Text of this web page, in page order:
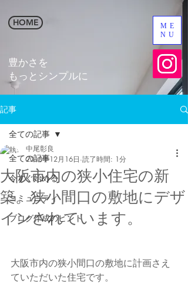
HOME
​豊かさを
​もっとシンプルに
ME
NU
記事
全ての記事
今すぐ始める
コミュニティ
ブログ作成のヒント
全ての記事
大阪市内の狭小住宅の新
築。狭小間口の敷地にデザ
インされています。
中尾彰良
2018年12月16日 読了時間: 1分
大阪市内の狭小間口の敷地に計画さえ
ていただいた住宅です。